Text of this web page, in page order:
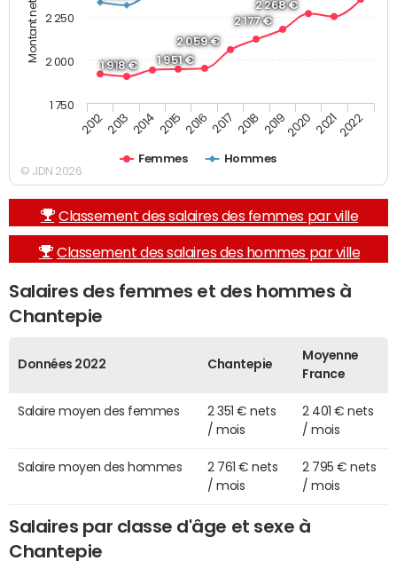
1 918 € 1 951 €
2 059 €
2 177 €
2 268 €
Femmes Hommes
2012 2013 2014 2015 2016 2017 2018 20192020 20212022
1 750
2 000
2 250
© JDN 2026
Classement des salaires des femmes par ville
Classement des salaires des hommes par ville
Salaires des femmes et des hommes à
Chantepie
Données 2022 Chantepie
Moyenne
France
Salaire moyen des femmes
2 351 € nets
/ mois
2 401 € nets
/ mois
Salaire moyen des hommes
2 761 € nets
/ mois
2 795 € nets
/ mois
Salaires par classe d'âge et sexe à
Chantepie